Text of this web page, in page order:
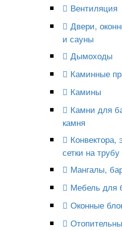
Вентиляция
Двери,
и сауны
Дымоходы
Каминные
Камины
Камни для
камня
Конвектора,
сетки на трубу
Мангалы,
Мебель для
Оконные